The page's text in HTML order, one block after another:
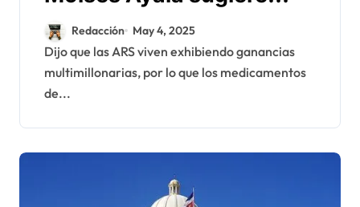
solución definitiva a
medicamentos de alto
costo
Redacción May 4, 2025
Dijo que las ARS viven exhibiendo ganancias
multimillonarias, por lo que los medicamentos
de...